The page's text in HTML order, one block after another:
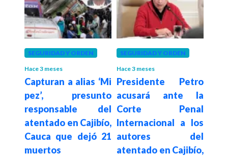
SEGURIDAD Y ORDEN
Hace 3 meses
Capturan a alias ‘Mi
pez’, presunto
responsable del
atentado en Cajibío,
Cauca que dejó 21
muertos
SEGURIDAD Y ORDEN
Hace 3 meses
Presidente Petro
acusará ante la
Corte Penal
Internacional a los
autores del
atentado en Cajibío,